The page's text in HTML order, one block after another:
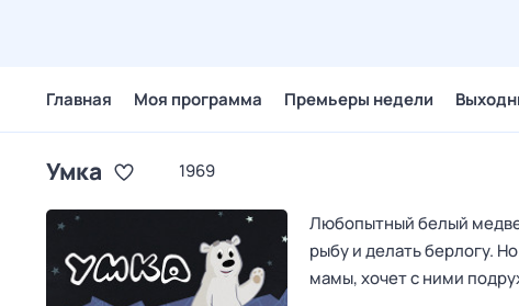
Главная Моя программа Премьеры недели
Умка 1969
Любопытный белый
рыбу и делать берлогу.
мамы, хочет с ними